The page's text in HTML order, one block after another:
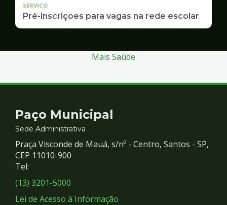
SERVICO
Pré-inscrições para vagas na rede escolar
Mais Saúde
Contato
e
Redes
Sociais
Paço Municipal
Sede Administrativa
Praça Visconde de Mauá, s/nº - Centro, Santos - SP,
CEP 11010-900
Tel:
(13) 3201-5000
Lei de Acesso à Informação